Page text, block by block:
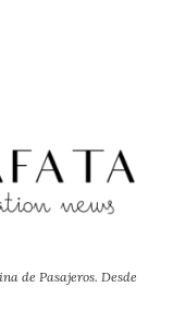
de Pasajeros. Desde